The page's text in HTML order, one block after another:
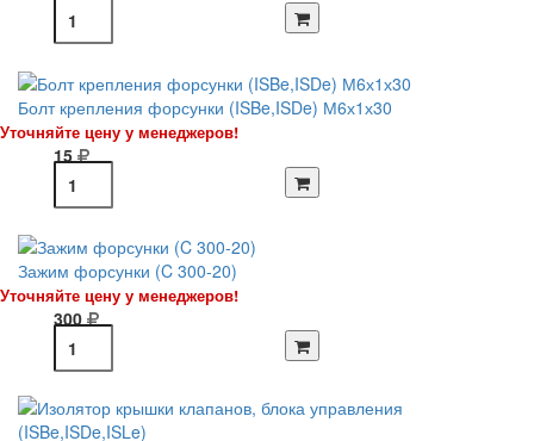
Болт крепления форсунки (ISBe,ISDe) М6х1х30
Уточняйте цену у менеджеров!
15
Зажим форсунки (C 300-20)
Уточняйте цену у менеджеров!
300